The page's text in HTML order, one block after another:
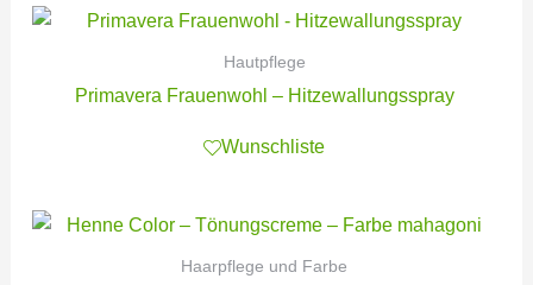
Hautpflege
Primavera Frauenwohl – Hitzewallungsspray
Wunschliste
Haarpflege und Farbe